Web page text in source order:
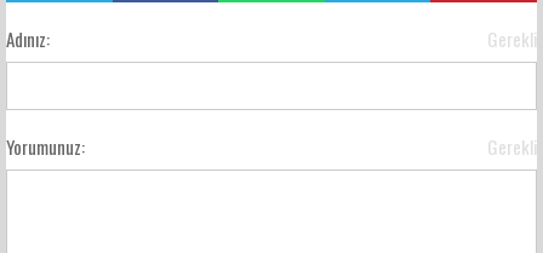
Adınız: Gerekli
Yorumunuz: Gerekli